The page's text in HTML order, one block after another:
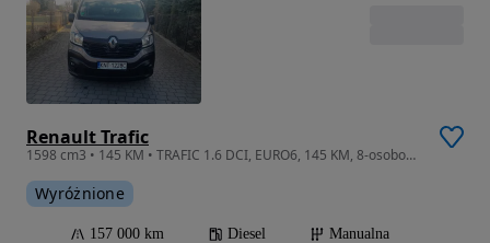
Renault Trafic
1598 cm3 • 145 KM • TRAFIC 1.6 DCI, EURO6, 145 KM, 8-osobowy, ZAR. W Polsce
Wyróżnione
157 000 km Diesel
Manualna